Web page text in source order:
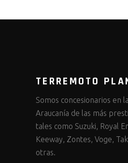
TERREMOTO
Somos concesionarios en
Araucanía de las más
tales como Suzuki, Royal
Keeway, Zontes, Voge,
otras.